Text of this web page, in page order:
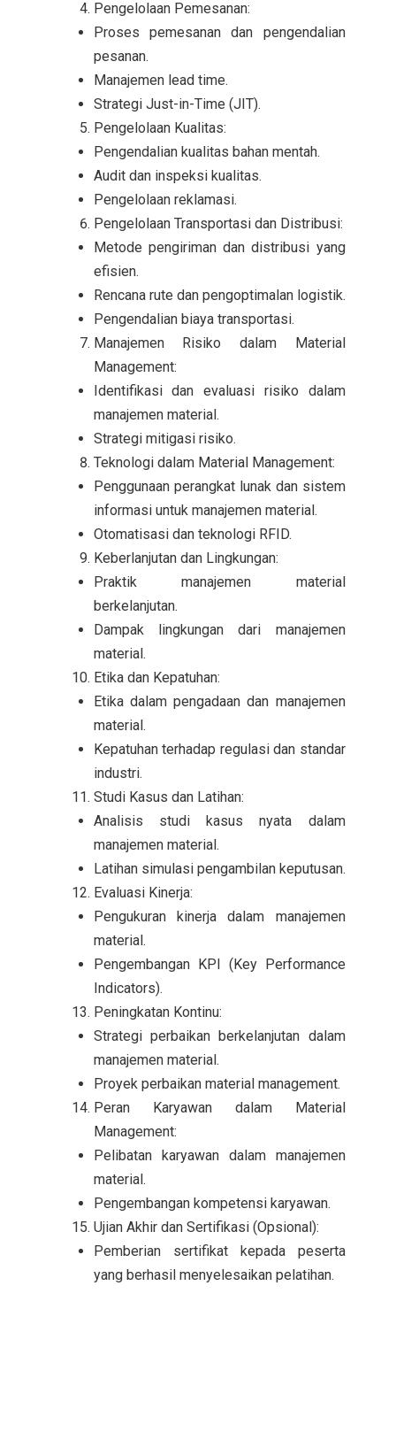
Pengelolaan Pemesanan:
Proses pemesanan dan pengendalian
pesanan.
Manajemen lead time.
Strategi Just-in-Time (JIT).
Pengelolaan Kualitas:
Pengendalian kualitas bahan mentah.
Audit dan inspeksi kualitas.
Pengelolaan reklamasi.
Pengelolaan Transportasi dan Distribusi:
Metode pengiriman dan distribusi yang
efisien.
Rencana rute dan pengoptimalan logistik.
Pengendalian biaya transportasi.
Manajemen Risiko dalam Material
Management:
Identifikasi dan evaluasi risiko dalam
manajemen material.
Strategi mitigasi risiko.
Teknologi dalam Material Management:
Penggunaan perangkat lunak dan sistem
informasi untuk manajemen material.
Otomatisasi dan teknologi RFID.
Keberlanjutan dan Lingkungan:
Praktik manajemen material
berkelanjutan.
Dampak lingkungan dari manajemen
material.
Etika dan Kepatuhan:
Etika dalam pengadaan dan manajemen
material.
Kepatuhan terhadap regulasi dan standar
industri.
Studi Kasus dan Latihan:
Analisis studi kasus nyata dalam
manajemen material.
Latihan simulasi pengambilan keputusan.
Evaluasi Kinerja:
Pengukuran kinerja dalam manajemen
material.
Pengembangan KPI (Key Performance
Indicators).
Peningkatan Kontinu:
Strategi perbaikan berkelanjutan dalam
manajemen material.
Proyek perbaikan material management.
Peran Karyawan dalam Material
Management:
Pelibatan karyawan dalam manajemen
material.
Pengembangan kompetensi karyawan.
Ujian Akhir dan Sertifikasi (Opsional):
Pemberian sertifikat kepada peserta
yang berhasil menyelesaikan pelatihan.